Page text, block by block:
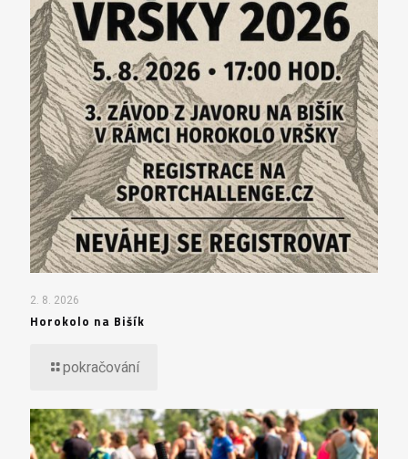
2. 8. 2026
Horokolo na Bišík
pokračování